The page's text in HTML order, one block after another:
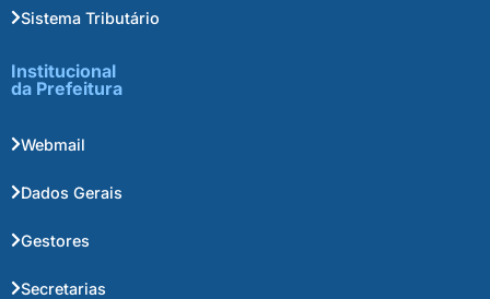
Sistema Tributário
Institucional
da Prefeitura
Webmail
Dados Gerais
Gestores
Secretarias